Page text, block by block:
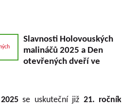
Slavnosti Holovouských
malináčů 2025 a Den
otevřených dveří ve
se uskuteční již 21. ročník